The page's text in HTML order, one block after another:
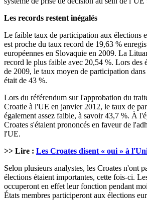
Les records restent inégalés
Le faible taux de participation aux élections
est proche du taux record de 19,63 %
européennes en Slovaquie en 2009. La
record le plus faible avec 20,54 %. Lors des
de 2009, le taux moyen de participation
était de 43 %.
Lors du référendum sur l'approbation du
Croatie à l'UE en janvier 2012, le taux de
également assez faible, à savoir 43,7 %. À
Croates s'étaient prononcés en faveur de
l'UE.
>> Lire : Les Croates disent « oui » à
Selon plusieurs analystes, les Croates n'ont
élections étaient importantes, cette fois-ci.
occuperont en effet leur fonction pendant
États membres participeront aux élections